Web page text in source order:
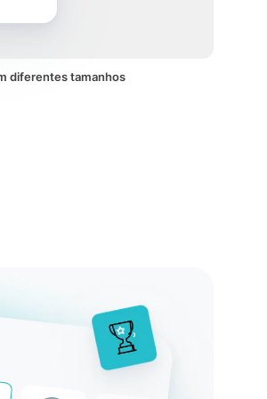
diferentes tamanhos